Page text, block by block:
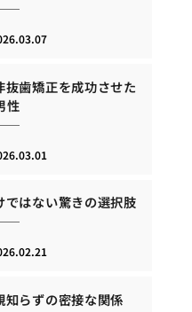
歯矯正を成功させた
性
はない驚きの選択肢
らずの密接な関係